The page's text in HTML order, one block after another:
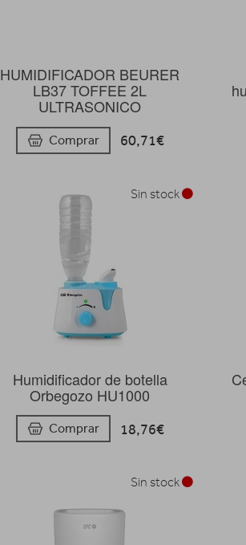
HUMIDIFICADOR BEURER
LB37 TOFFEE 2L
ULTRASONICO
Comprar 60,71€
Humidificador de botella
Orbegozo HU1000
Comprar 18,76€
Sin stock
Sin stock